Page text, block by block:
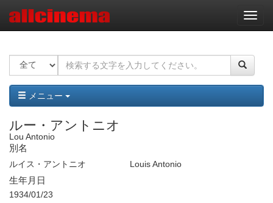
ナ
ビ
ー
ョ
ン
メニュー
ルー・アントニオ
Lou Antonio
別名
ルイス・アントニオ Louis Antonio
生年月日
1934/01/23